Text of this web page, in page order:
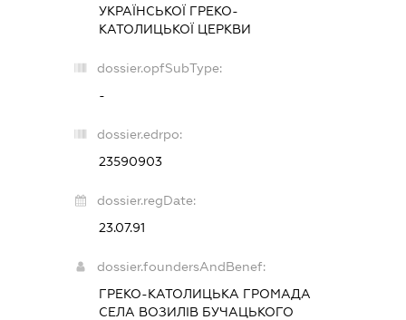
УКРАЇНСЬКОЇ ГРЕКО-
КАТОЛИЦЬКОЇ ЦЕРКВИ
dossier.opfSubType:
-
dossier.edrpo:
23590903
dossier.regDate:
23.07.91
dossier.foundersAndBenef:
ГРЕКО-КАТОЛИЦЬКА ГРОМАДА
СЕЛА ВОЗИЛІВ БУЧАЦЬКОГО